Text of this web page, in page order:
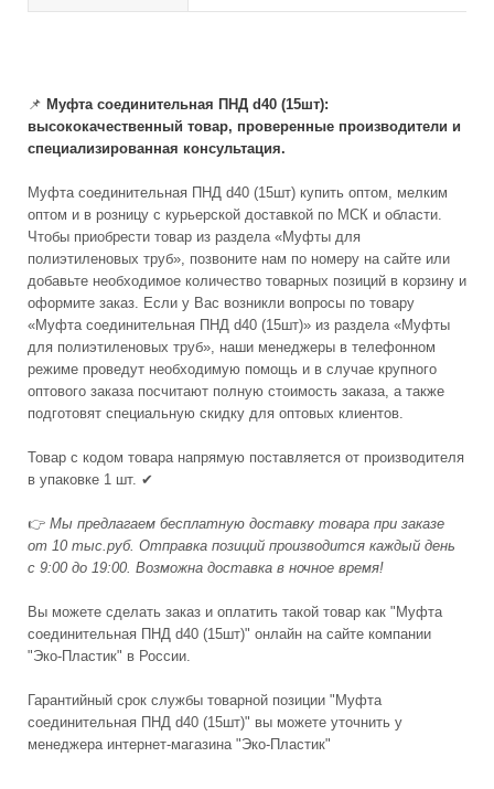
📌 Муфта соединительная ПНД d40 (15шт):
высококачественный товар, проверенные производители и
специализированная консультация.
Муфта соединительная ПНД d40 (15шт) купить оптом, мелким
оптом и в розницу с курьерской доставкой по МСК и области.
Чтобы приобрести товар из раздела «Муфты для
полиэтиленовых труб», позвоните нам по номеру на сайте или
добавьте необходимое количество товарных позиций в корзину и
оформите заказ. Если у Вас возникли вопросы по товару
«Муфта соединительная ПНД d40 (15шт)» из раздела «Муфты
для полиэтиленовых труб», наши менеджеры в телефонном
режиме проведут необходимую помощь и в случае крупного
оптового заказа посчитают полную стоимость заказа, а также
подготовят специальную скидку для оптовых клиентов.
Товар с кодом товара напрямую поставляется от производителя
в упаковке 1 шт. ✔
👉 Мы предлагаем бесплатную доставку товара при заказе
от 10 тыс.руб. Отправка позиций производится каждый день
с 9:00 до 19:00. Возможна доставка в ночное время!
Вы можете сделать заказ и оплатить такой товар как "Муфта
соединительная ПНД d40 (15шт)" онлайн на сайте компании
"Эко-Пластик" в России.
Гарантийный срок службы товарной позиции "Муфта
соединительная ПНД d40 (15шт)" вы можете уточнить у
менеджера интернет-магазина "Эко-Пластик"